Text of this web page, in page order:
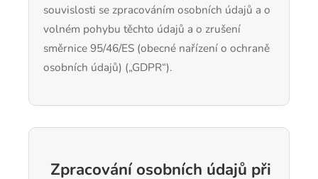
souvislosti se zpracováním osobních údajů a o
volném pohybu těchto údajů a o zrušení
směrnice 95/46/ES (obecné nařízení o ochraně
osobních údajů) („GDPR“).
Zpracování osobních údajů při